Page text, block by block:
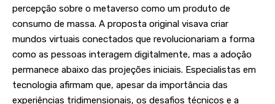
percepção sobre o metaverso como um produto de
consumo de massa. A proposta original visava criar
mundos virtuais conectados que revolucionariam a forma
como as pessoas interagem digitalmente, mas a adoção
permanece abaixo das projeções iniciais. Especialistas em
tecnologia afirmam que, apesar da importância das
experiências tridimensionais, os desafios técnicos e a